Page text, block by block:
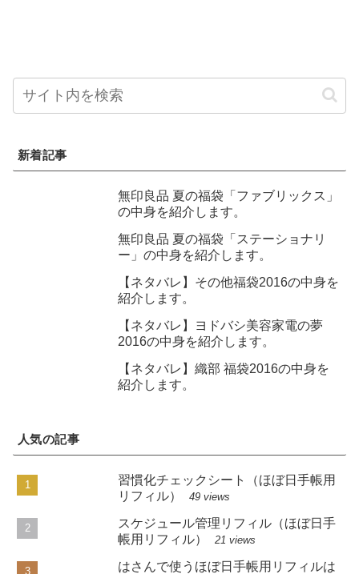
新着記事
無印良品 夏の福袋「ファブリックス」
の中身を紹介します。
無印良品 夏の福袋「ステーショナリ
ー」の中身を紹介します。
【ネタバレ】その他福袋2016の中身を
紹介します。
【ネタバレ】ヨドバシ美容家電の夢
2016の中身を紹介します。
【ネタバレ】織部 福袋2016の中身を
紹介します。
人気の記事
習慣化チェックシート（ほぼ日手帳用
リフィル）
49 views
スケジュール管理リフィル（ほぼ日手
帳用リフィル）
21 views
はさんで使うほぼ日手帳用リフィルは